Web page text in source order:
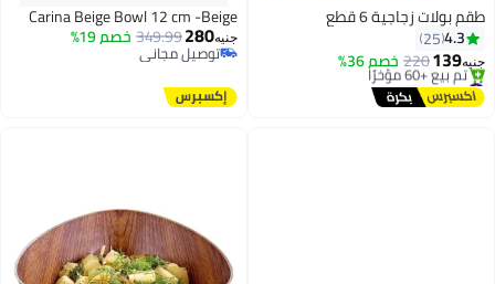
بولات زجاجية 6 قطع
4.3
25
139
220خصم 36%
#1 في الأوعية
توصيل مجاني
تم بيع +60 مؤخرًا
Carina Beige Bowl 12 cm -Beige
جنيه280
349.99خصم 19%
توصيل مجاني
توصيل مجاني